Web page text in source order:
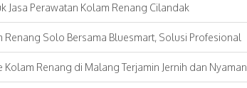
Jasa Perawatan Kolam Renang Cilandak
Renang Solo Bersama Bluesmart, Solusi Profesional
Kolam Renang di Malang Terjamin Jernih dan Nyaman